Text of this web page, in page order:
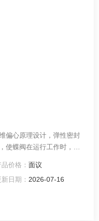
偏心原理设计，弹性密封
使蝶阀在运行工作时，减
于食品、医药、石油化
高层建 筑、供排水管道上
品价格： 面议
新日期： 2026-07-16